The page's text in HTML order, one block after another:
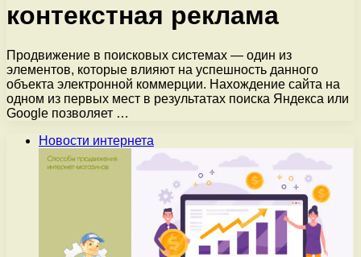
контекстная реклама
Продвижение в поисковых системах — один из
элементов, которые влияют на успешность данного
объекта электронной коммерции. Нахождение сайта на
одном из первых мест в результатах поиска Яндекса или
Google позволяет …
Новости интернета